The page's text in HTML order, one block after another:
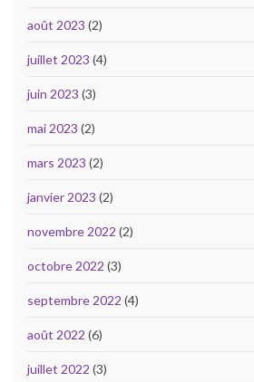
août 2023 (2)
juillet 2023 (4)
juin 2023 (3)
mai 2023 (2)
mars 2023 (2)
janvier 2023 (2)
novembre 2022 (2)
octobre 2022 (3)
septembre 2022 (4)
août 2022 (6)
juillet 2022 (3)